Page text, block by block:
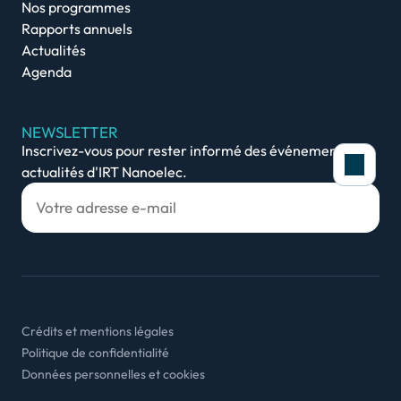
Nos programmes
Rapports annuels
Actualités
Agenda
NEWSLETTER
Inscrivez-vous pour rester informé des événements et
actualités d'IRT Nanoelec.
Crédits et mentions légales
Politique de confidentialité
Données personnelles et cookies